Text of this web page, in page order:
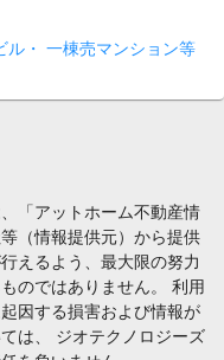
ル・ 一棟売マンション等
「アットホーム不動産情
（情報提供元）から提供
えるよう、最大限の努力
のではありません。 利用
因する損害および情報が
は、 ジオテクノロジーズ